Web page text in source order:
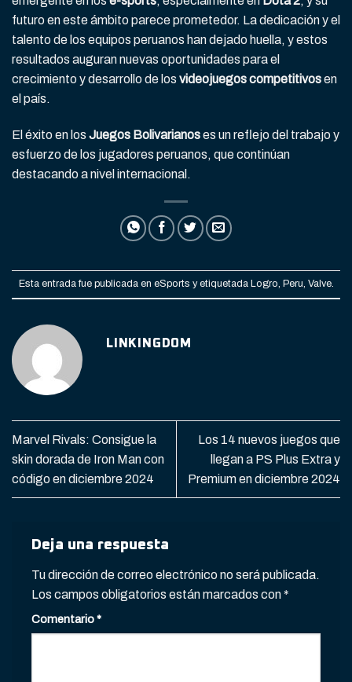
futuro en este ámbito parece prometedor. La dedicación y el
talento de los equipos peruanos han dejado huella, y estos
resultados auguran nuevas oportunidades para el
crecimiento y desarrollo de los videojuegos competitivosen
el país.
El éxito en los Juegos Bolivarianoses un reflejo del trabajo y
esfuerzo de los jugadores peruanos, que continúan
destacando a nivel internacional.
Esta entrada fue publicada en eSports y etiquetada Logro, Peru, Valve.
LINKINGDOM
Marvel Rivals: Consigue la
skin dorada de Iron Man con
código en diciembre 2024
Los 14 nuevos juegos que
llegan a PS Plus Extra y
Premium en diciembre 2024
Deja una respuesta
Tu dirección de correo electrónico no será publicada.
Los campos obligatorios están marcados con*
Comentario*